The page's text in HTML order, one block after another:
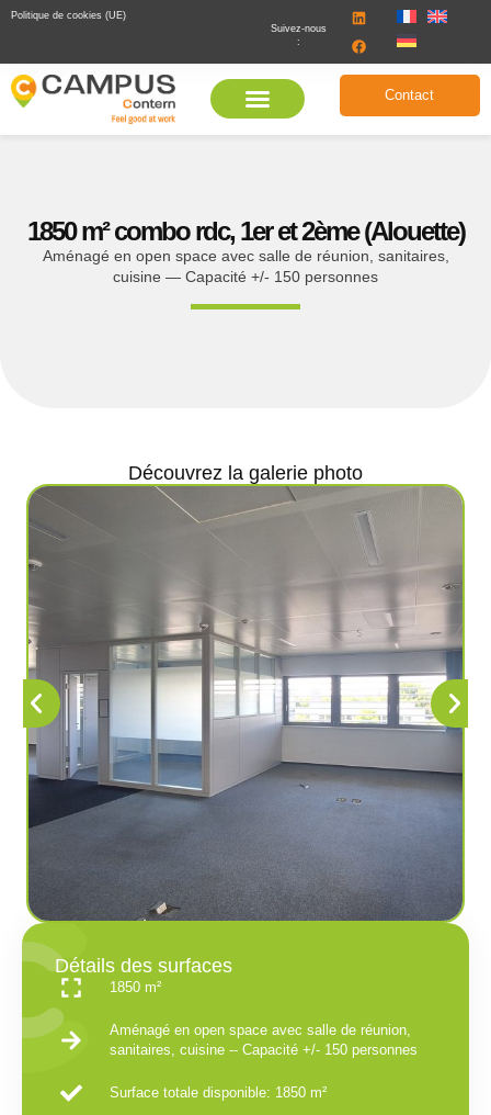
Politique de cookies (UE)
Suivez-nous
:
Contact
1850 m² combo rdc, 1er et 2ème (Alouette)
Aménagé en open space avec salle de réunion, sanitaires,
cuisine — Capacité +/- 150 personnes
Découvrez la galerie photo
Détails des surfaces
1850 m²
Aménagé en open space avec salle de réunion,
sanitaires, cuisine -- Capacité +/- 150 personnes
Surface totale disponible: 1850 m²